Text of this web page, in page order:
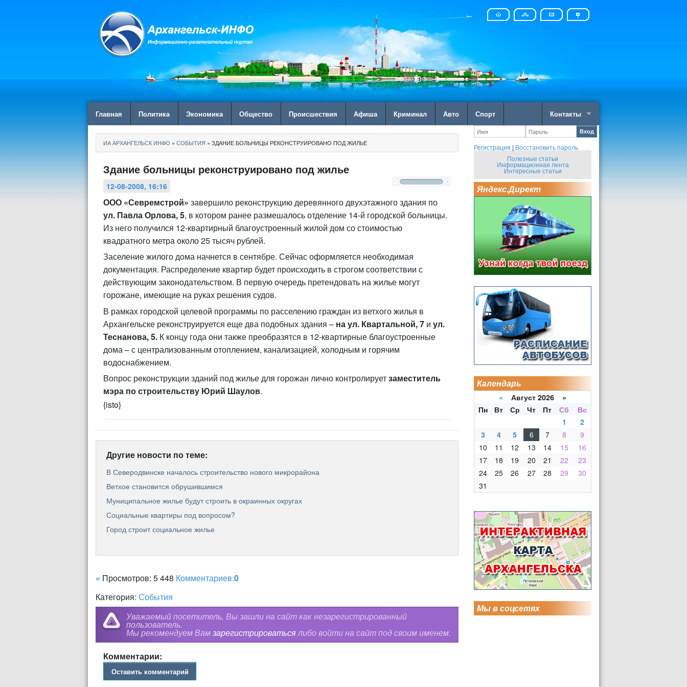
Главная Политика Экономика Общество Происшествия Афиша Криминал Авто Спорт Контакты
ИА АРХАНГЕЛЬСК ИНФО » СОБЫТИЯ » ЗДАНИЕ БОЛЬНИЦЫ РЕКОНСТРУИРОВАНО ПОД ЖИЛЬЕ
Здание больницы реконструировано под жилье
12-08-2008, 16:16
ООО «Севремстрой» завершило реконструкцию деревянного двухэтажного здания по
ул. Павла Орлова, 5, в котором ранее размешалось отделение 14-й городской больницы.
Из него получился 12-квартирный благоустроенный жилой дом со стоимостью
квадратного метра около 25 тысяч рублей.
Заселение жилого дома начнется в сентябре. Сейчас оформляется необходимая
документация. Распределение квартир будет происходить в строгом соответствии с
действующим законодательством. В первую очередь претендовать на жилье могут
горожане, имеющие на руках решения судов.
В рамках городской целевой программы по расселению граждан из ветхого жилья в
Архангельске реконструируется еще два подобных здания – на ул. Квартальной, 7 и ул.
Теснанова, 5. К концу года они также преобразятся в 12-квартирные благоустроенные
дома – с централизованным отоплением, канализацией, холодным и горячим
водоснабжением.
Вопрос реконструкции зданий под жилье для горожан лично контролируетзаместитель
мэра по строительству Юрий Шаулов.
{isto}
Другие новости по теме:
В Северодвинске началось строительство нового микрорайона
Ветхое становится обрушившимся
Муниципальное жилье будут строить в окраинных округах
Социальные квартиры под вопросом?
Город строит социальное жилье
« Просмотров: 5 448 Комментариев:0
Категория: События
Уважаемый посетитель, Вы зашли на сайт как незарегистрированный
пользователь.
Мы рекомендуем Вамзарегистрироваться либо войти на сайт под своим именем.
Комментарии:
Оставить комментарий
Вход
Регистрация | Восстановить пароль
Полезные статьи
Информационная лента
Интересные статьи
Яндекс.Директ
Календарь
« Август 2026 »
Пн
Вт Ср Чт Пт Сб
Вс
1
2
3
4 5 6 7 8
9
10
11 12 13 14 15
16
17
18 19 20 21 22
23
24
25 26 27 28 29
30
31
Мы в соцсетях